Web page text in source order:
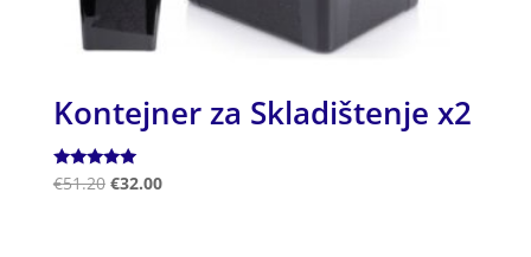
Kontejner za Skladištenje x2
Ocjenjeno
€51.20 €32.00